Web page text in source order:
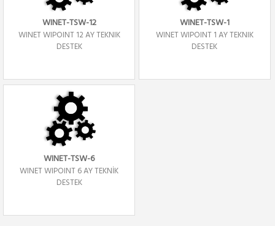
WINET-TSW-12
WINET WIPOINT 12 AY TEKNIK
DESTEK
WINET-TSW-1
WINET WIPOINT 1 AY TEKNIK
DESTEK
WINET-TSW-6
WINET WIPOINT 6 AY TEKNİK
DESTEK